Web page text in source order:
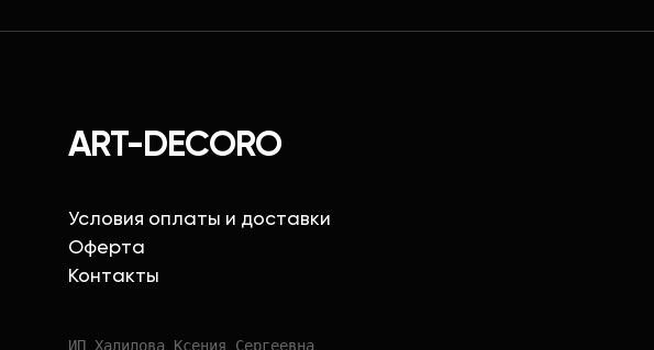
ART-DECORO
Условия оплаты и доставки
Оферта
Контакты
ИП Халилова Ксения Сергеевна